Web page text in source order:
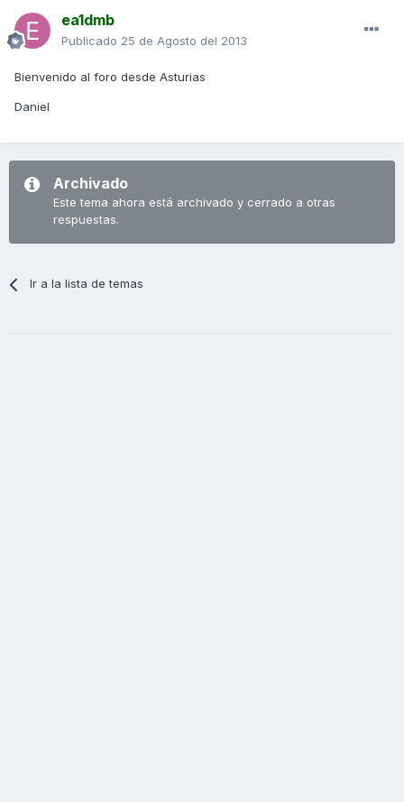
ea1dmb
Publicado 25 de Agosto del 2013
Bienvenido al foro desde Asturias
Daniel
Archivado
Este tema ahora está archivado y cerrado a otras
respuestas.
Ir a la lista de temas